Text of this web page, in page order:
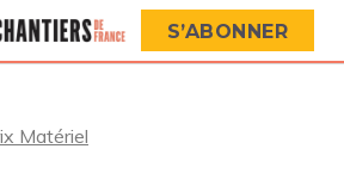
S’ABONNER
Matériel